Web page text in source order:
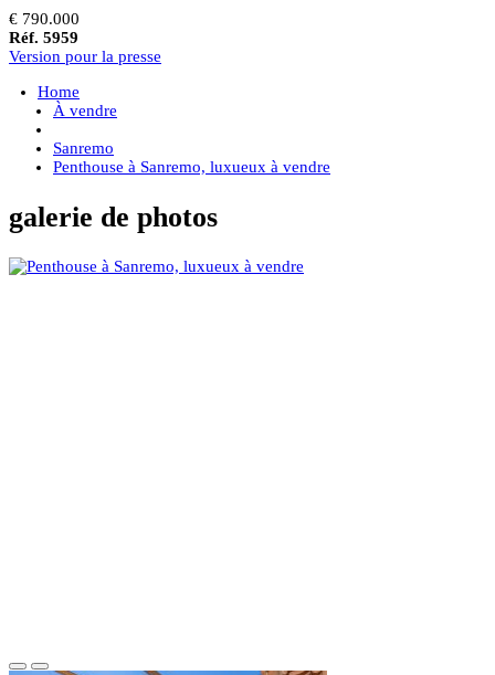
€ 790.000
Réf. 5959
Version pour la presse
Home
À vendre
Sanremo
Penthouse à Sanremo, luxueux à vendre
galerie de photos